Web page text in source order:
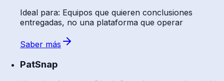
Ideal para: Equipos que quieren conclusiones
entregadas, no una plataforma que operar
Saber más
PatSnap